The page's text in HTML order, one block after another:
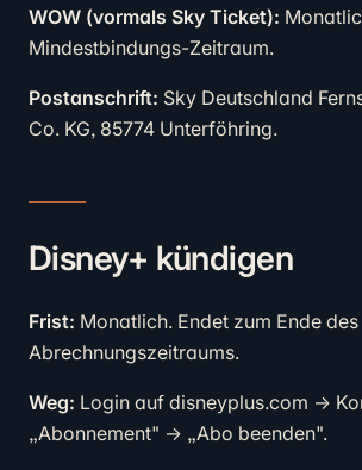
WOW (vormals Sky Ticket):
Mindestbindungs-Zeitraum.
Postanschrift: Sky Deutschland
Co. KG, 85774 Unterföhring.
Disney+ kündigen
Frist: Monatlich. Endet zum Ende des
Abrechnungszeitraums.
Weg: Login auf disneyplus.com →
„Abonnement" → „Abo beenden".